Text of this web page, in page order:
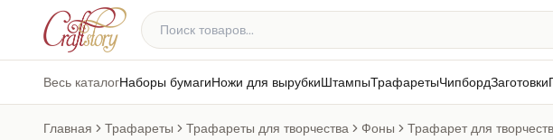
Весь каталогНаборы бумагиНожи для вырубкиШтампыТрафаретыЧипбордЗаготовки
Главная Трафареты Трафареты для творчества Фоны Трафарет для